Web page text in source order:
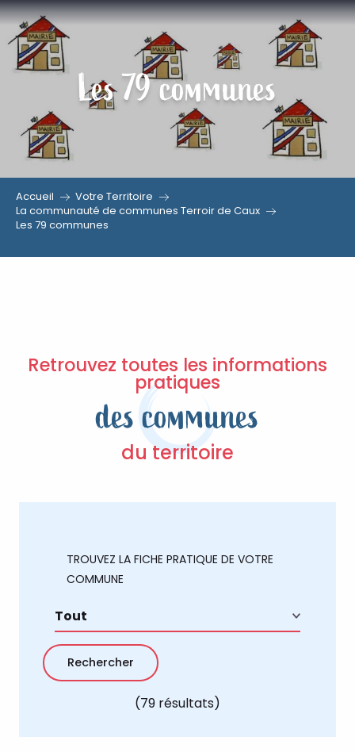
Aller
contenu
Les 79 communes
Accueil
Votre Territoire
La communauté de communes Terroir de Caux
Les 79 communes
Retrouvez toutes les informations
pratiques
des communes
du territoire
TROUVEZ LA FICHE PRATIQUE DE VOTRE
COMMUNE
(79 résultats)